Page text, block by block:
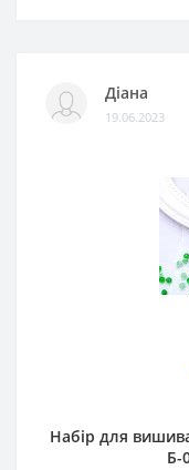
Діана
19.06.2023
Набір для
Б-